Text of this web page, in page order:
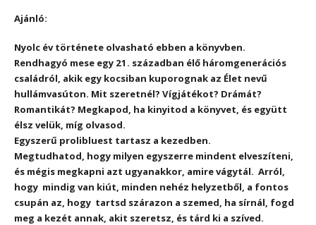
Ajánló:
Nyolc év története olvasható ebben a könyvben.
Rendhagyó mese egy 21. században élő háromgenerációs
családról, akik egy kocsiban kuporognak az Élet nevű
hullámvasúton. Mit szeretnél? Vígjátékot? Drámát?
Romantikát? Megkapod, ha kinyitod a könyvet, és együtt
élsz velük, míg olvasod.
Egyszerű prolibluest tartasz a kezedben.
Megtudhatod, hogy milyen egyszerre mindent elveszíteni,
és mégis megkapni azt ugyanakkor, amire vágytál. Arról,
hogy mindig van kiút, minden nehéz helyzetből, a fontos
csupán az, hogy tartsd szárazon a szemed, ha sírnál, fogd
meg a kezét annak, akit szeretsz, és tárd ki a szíved.